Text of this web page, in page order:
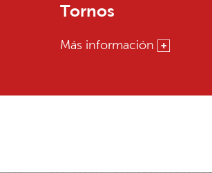
Tornos
Más información